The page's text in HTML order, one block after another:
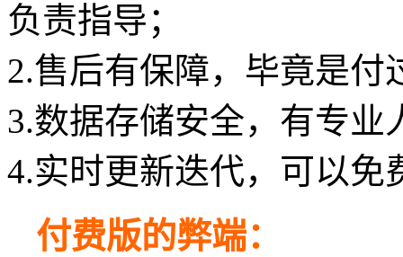
负责指导；
2.售后有保障，毕竟是付
3.数据存储安全，有专业
4.实时更新迭代，可以免
付费版的弊端：